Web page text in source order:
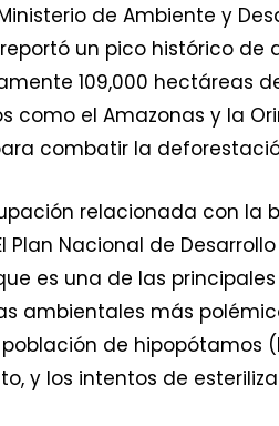
de Ambiente y
un pico histórico
109,000 hectáreas
como el Amazonas y la
combatir la
relacionada con la
Plan Nacional de
es una de las
ambientales más
de hipopótamos
y los intentos de